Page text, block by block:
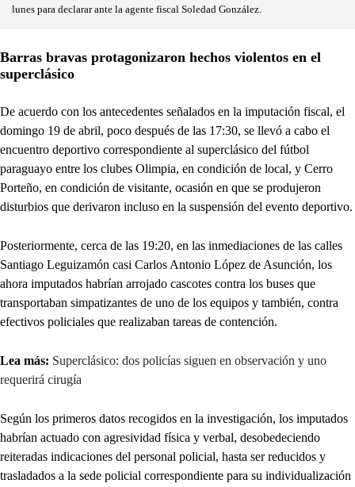
lunes para declarar ante la agente fiscal Soledad González.
Barras bravas protagonizaron hechos violentos en el
superclásico
De acuerdo con los antecedentes señalados en la imputación fiscal, el
domingo 19 de abril, poco después de las 17:30, se llevó a cabo el
encuentro deportivo correspondiente al superclásico del fútbol
paraguayo entre los clubes Olimpia, en condición de local, y Cerro
Porteño, en condición de visitante, ocasión en que se produjeron
disturbios que derivaron incluso en la suspensión del evento deportivo.
Posteriormente, cerca de las 19:20, en las inmediaciones de las calles
Santiago Leguizamón casi Carlos Antonio López de Asunción, los
ahora imputados habrían arrojado cascotes contra los buses que
transportaban simpatizantes de uno de los equipos y también, contra
efectivos policiales que realizaban tareas de contención.
Lea más: Superclásico: dos policías siguen en observación y uno
requerirá cirugía
Según los primeros datos recogidos en la investigación, los imputados
habrían actuado con agresividad física y verbal, desobedeciendo
reiteradas indicaciones del personal policial, hasta ser reducidos y
trasladados a la sede policial correspondiente para su individualización